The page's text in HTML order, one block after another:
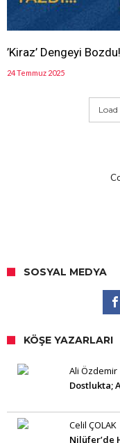
’Kiraz’ Dengeyi Bozdu!
24 Temmuz 2025
SOSYAL MEDYA
KÖŞE YAZARLARI
Ali Özdemir
Dostlukta;
Celil ÇOLAK
Nilüfer’de